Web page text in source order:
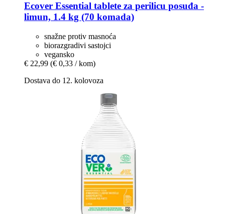
Ecover Essential tablete za perilicu posuđa -​
limun, 1.4 kg (70 komada)
snažne protiv masnoća
biorazgradivi sastojci
vegansko
€ 22,99 (€ 0,33 / kom)
Dostava do 12. kolovoza